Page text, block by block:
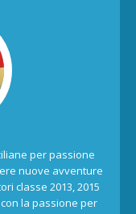
per passione
nuove avventure
classe 2013, 2015
la passione per